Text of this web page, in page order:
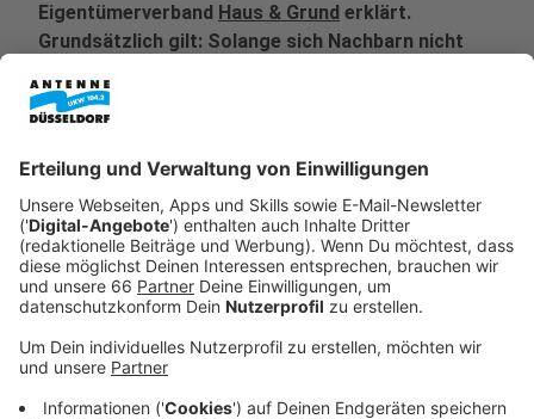
Eigentümerverband Haus & Grund erklärt.
Grundsätzlich gilt: Solange sich Nachbarn nicht
dekorieren.
Anzeige
Lichterketten, Treppenhaus und
Hausfassade
Anzeige